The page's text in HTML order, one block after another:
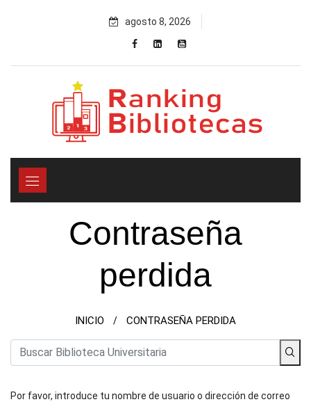
agosto 8, 2026
Contraseña
perdida
INICIO / CONTRASEÑA PERDIDA
Por favor, introduce tu nombre de usuario o dirección de correo